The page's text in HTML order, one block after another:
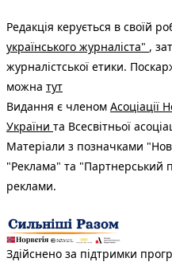
Редакція керується в своїй
українського журналіста" ,
журналістської етики.
можна тут
Видання є членом Асоціації
України та Всесвітньої
Матеріали з позначками
"Реклама" та "Партнерський
реклами.
Здійснено за підтримки